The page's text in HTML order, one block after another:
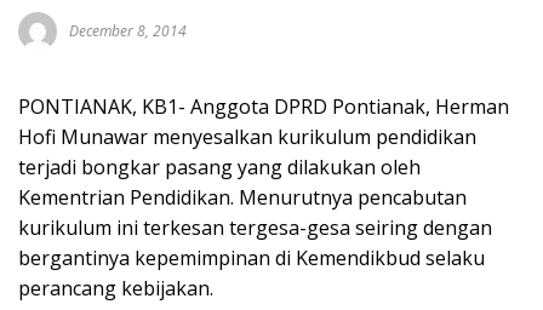
December 8, 2014
PONTIANAK, KB1- Anggota DPRD Pontianak, Herman
Hofi Munawar menyesalkan kurikulum pendidikan
terjadi bongkar pasang yang dilakukan oleh
Kementrian Pendidikan. Menurutnya pencabutan
kurikulum ini terkesan tergesa-gesa seiring dengan
bergantinya kepemimpinan di Kemendikbud selaku
perancang kebijakan.